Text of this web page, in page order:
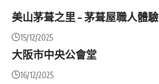
美山茅葺之里 – 茅葺屋職人體驗
15/12/2025
大阪市中央公會堂
16/12/2025